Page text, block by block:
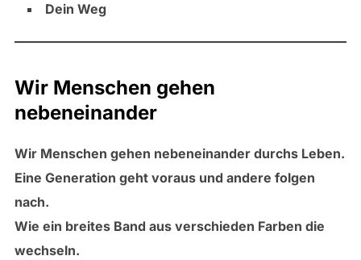
Dein Weg
Wir Menschen gehen
nebeneinander
Wir Menschen gehen nebeneinander durchs Leben.
Eine Generation geht voraus und andere folgen
nach.
Wie ein breites Band aus verschieden Farben die
wechseln.